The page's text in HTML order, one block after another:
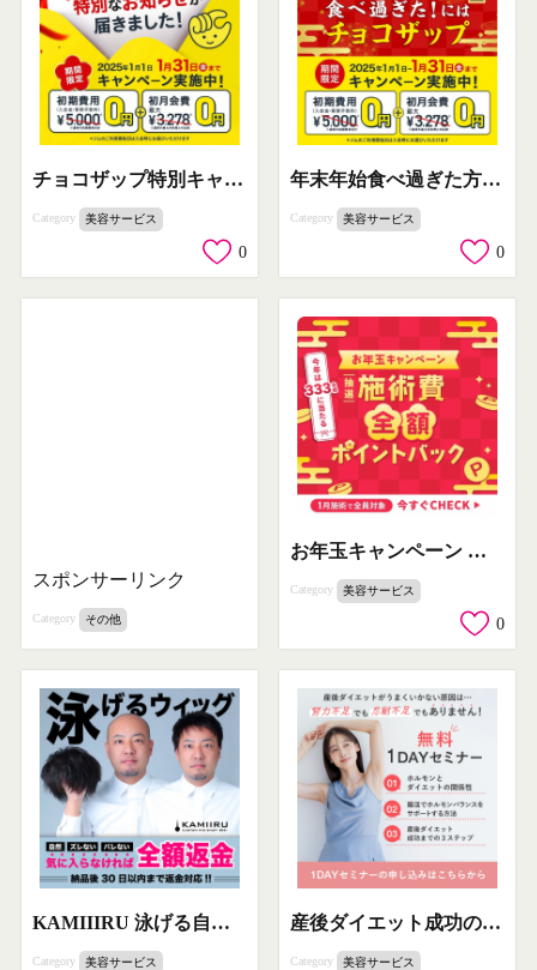
チョコザップ特別キャンペーン 2025年1月限定
Category 美容サービス
0
年末年始食べ過ぎた方に最適！チョコザップの特別キャンペーン
Category 美容サービス
0
スポンサーリンク
Category その他
お年玉キャンペーン 抽選で施術費全額ポイントバック
Category 美容サービス
0
KAMIIIRU 泳げる自然なカスタムウィッグ
Category 美容サービス
産後ダイエット成功のための無料1DAYセミナー
Category 美容サービス